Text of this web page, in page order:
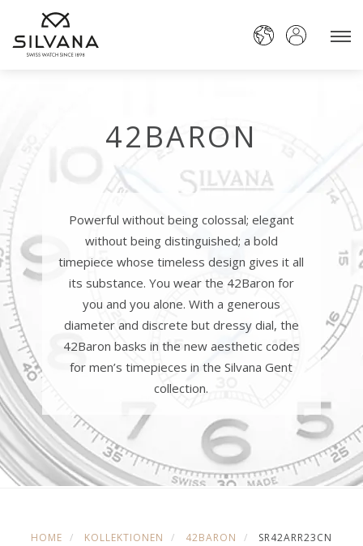
42BARON
Powerful without being colossal; elegant
without being distinguished; a bold
timepiece whose timeless design gives it all
its substance. You wear the 42Baron for
you and you alone. With a generous
diameter and discrete but dressy dial, the
42Baron basks in the new aesthetic codes
for men’s timepieces in the Silvana Gent
collection.
HOME KOLLEKTIONEN 42BARON SR42ARR23CN